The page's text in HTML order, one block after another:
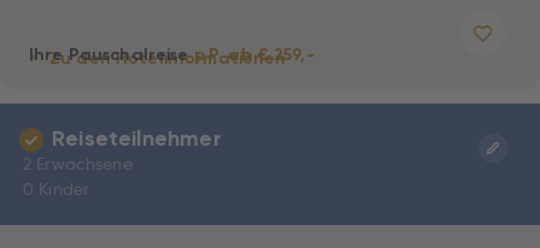
Zu den Hotelinformationen
Ihre Pauschalreisep.P. ab € 259,-
Reiseteilnehmer
2 Erwachsene
0 Kinder